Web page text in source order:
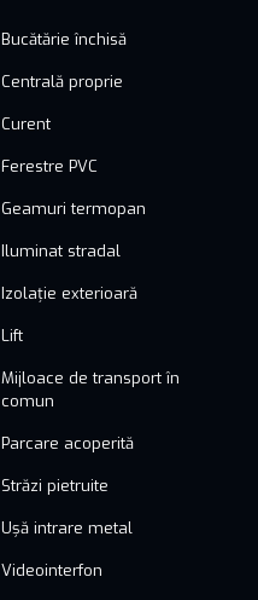
Bucătărie închisă
Centrală proprie
Curent
Ferestre PVC
Geamuri termopan
Iluminat stradal
Izolație exterioară
Lift
Mijloace de transport în
comun
Parcare acoperită
Străzi pietruite
Ușă intrare metal
Videointerfon